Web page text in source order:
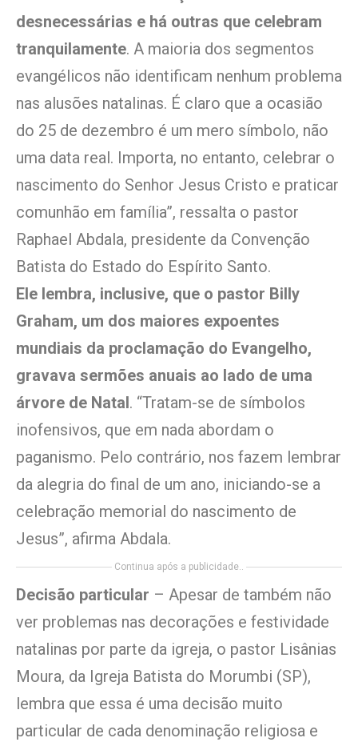
desnecessárias e há outras que celebram
tranquilamente. A maioria dos segmentos
evangélicos não identificam nenhum problema
nas alusões natalinas. É claro que a ocasião
do 25 de dezembro é um mero símbolo, não
uma data real. Importa, no entanto, celebrar o
nascimento do Senhor Jesus Cristo e praticar
comunhão em família”, ressalta o pastor
Raphael Abdala, presidente da Convenção
Batista do Estado do Espírito Santo.
Ele lembra, inclusive, que o pastor Billy
Graham, um dos maiores expoentes
mundiais da proclamação do Evangelho,
gravava sermões anuais ao lado de uma
árvore de Natal. “Tratam-se de símbolos
inofensivos, que em nada abordam o
paganismo. Pelo contrário, nos fazem lembrar
da alegria do final de um ano, iniciando-se a
celebração memorial do nascimento de
Jesus”, afirma Abdala.
Continua após a publicidade..
Decisão particular – Apesar de também não
ver problemas nas decorações e festividade
natalinas por parte da igreja, o pastor Lisânias
Moura, da Igreja Batista do Morumbi (SP),
lembra que essa é uma decisão muito
particular de cada denominação religiosa e